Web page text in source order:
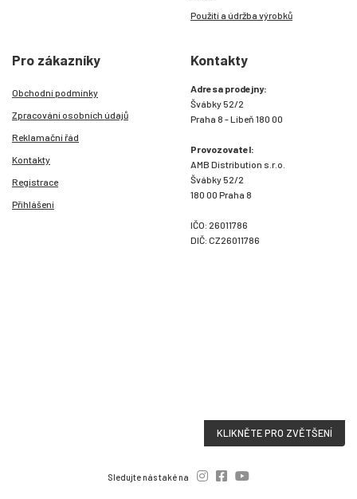
Použití a údržba výrobků
Pro zákazníky
Obchodní podmínky
Zpracování osobních údajů
Reklamační řád
Kontakty
Registrace
Přihlášení
Kontakty
Adresa prodejny:
Švábky 52/2
Praha 8 - Libeň 180 00
Provozovatel:
AMB Distribution s.r.o.
Švábky 52/2
180 00 Praha 8
IČO: 26011786
DIČ: CZ26011786
KLIKNĚTE PRO ZVĚTŠENÍ
Sledujte nás také na